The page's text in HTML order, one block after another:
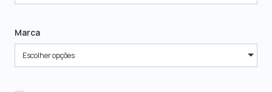
Marca
Escolher opções